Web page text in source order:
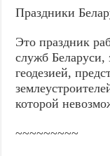
Праздники
Это праздник
служб
геодезией,
которой
~~~~~~~~~